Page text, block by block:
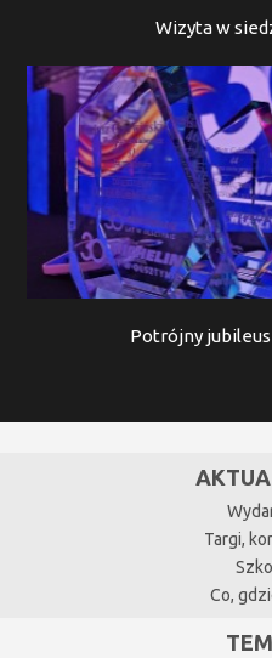
Wizyta w
Potrójny
Targi,
Co,